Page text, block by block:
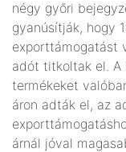
négy győri
gyanúsítják, hogy
exporttámogatást
adót titkoltak el. A
termékeket
áron adták el, az
árnál jóval